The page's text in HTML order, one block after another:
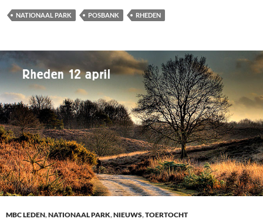
NATIONAAL PARK POSBANK RHEDEN
MBC LEDEN,NATIONAAL PARK,NIEUWS,TOERTOCHT